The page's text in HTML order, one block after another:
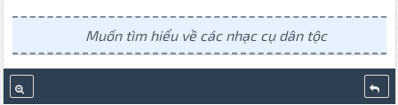
Muốn tìm hiểu về các nhạc cụ dân tộc